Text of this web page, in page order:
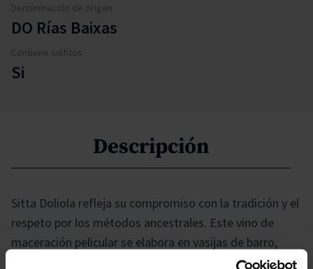
Denominación de origen
DO Rías Baixas
Contiene sulfitos
Si
Descripción
Sitta Doliola refleja su compromiso con la tradición y el
respeto por los métodos ancestrales. Este vino de
maceración pelicular se elabora en vasijas de barro,
conocidas como 'dolium' en latín, inspiradas en las